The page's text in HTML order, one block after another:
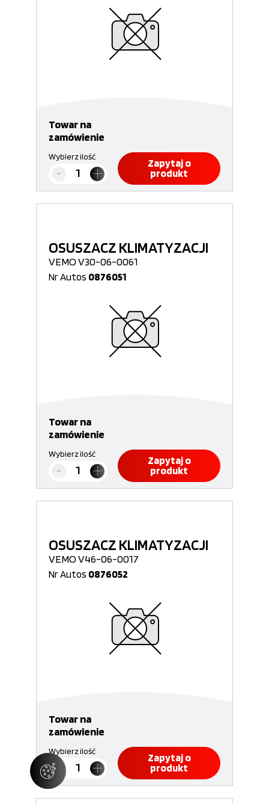
Towar na
zamówienie
Wybierz ilość
Zapytaj o
produkt
OSUSZACZ KLIMATYZACJI
VEMO V30-06-0061
Nr Autos 0876051
Towar na
zamówienie
Wybierz ilość
Zapytaj o
produkt
OSUSZACZ KLIMATYZACJI
VEMO V46-06-0017
Nr Autos 0876052
Towar na
zamówienie
Wybierz ilość
Zapytaj o
produkt